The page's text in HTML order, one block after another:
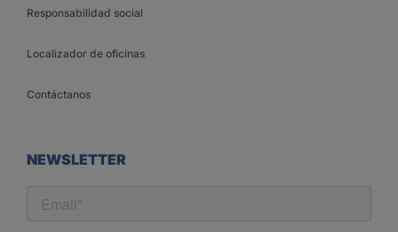
Responsabilidad social
Localizador de oficinas
Contáctanos
NEWSLETTER